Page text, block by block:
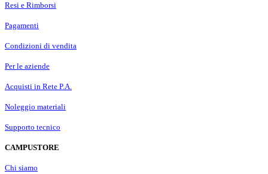
Resi e Rimborsi
Pagamenti
Condizioni di vendita
Per le aziende
Acquisti in Rete P.A.
Noleggio materiali
Supporto tecnico
CAMPUSTORE
Chi siamo